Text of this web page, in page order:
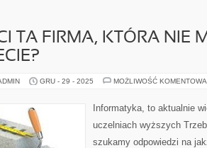
TA FIRMA, KTÓRA NIE
GRU - 29 - 2025 MOŻLIWOŚĆ
Informatyka, to aktualnie
uczelniach wyższych
szukamy odpowiedzi na